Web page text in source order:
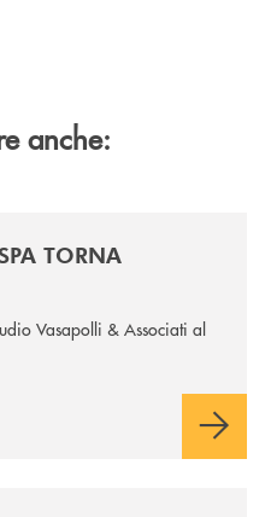
anche:
TORNA
Vasapolli & Associati al